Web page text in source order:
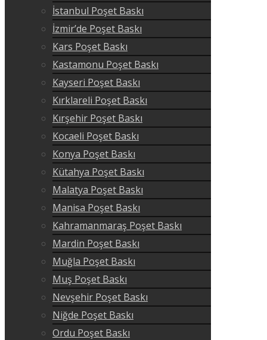
İstanbul Poşet Baskı
İzmir’de Poşet Baskı
Kars Poşet Baskı
Kastamonu Poşet Baskı
Kayseri Poşet Baskı
Kırklareli Poşet Baskı
Kırşehir Poşet Baskı
Kocaeli Poşet Baskı
Konya Poşet Baskı
Kütahya Poşet Baskı
Malatya Poşet Baskı
Manisa Poşet Baskı
Kahramanmaraş Poşet Baskı
Mardin Poşet Baskı
Muğla Poşet Baskı
Muş Poşet Baskı
Nevşehir Poşet Baskı
Niğde Poşet Baskı
Ordu Poşet Baskı